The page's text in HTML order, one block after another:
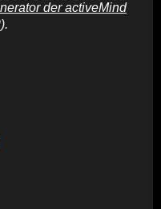
der activeMind